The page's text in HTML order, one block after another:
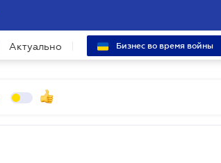
Актуально Бизнес во время войны